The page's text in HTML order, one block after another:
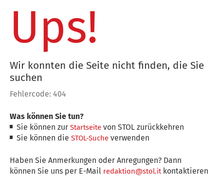
Ups!
Wir konnten die Seite nicht finden, die Sie
suchen
Fehlercode: 404
Was können Sie tun?
Sie können zurStartseite von STOL zurückkehren
Sie können dieSTOL-Suche verwenden
Haben Sie Anmerkungen oder Anregungen? Dann
können Sie uns per E-Mail redaktion@stol.itkontaktieren